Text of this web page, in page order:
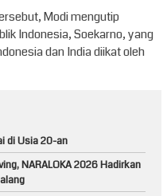
Modi mengutip
Indonesia, Soekarno, yang
dan India diikat oleh
di Usia 20-an
NARALOKA 2026 Hadirkan